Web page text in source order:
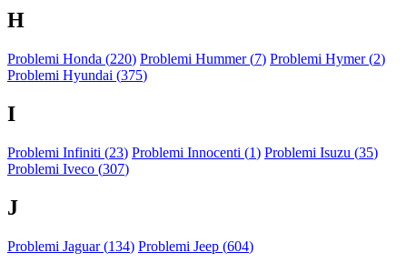
H
Problemi Honda (220) Problemi Hummer (7) Problemi Hymer (2)
Problemi Hyundai (375)
I
Problemi Infiniti (23) Problemi Innocenti (1) Problemi Isuzu (35)
Problemi Iveco (307)
J
Problemi Jaguar (134) Problemi Jeep (604)